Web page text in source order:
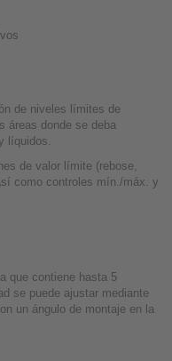
de niveles límites de
áreas donde se deba
líquidos.
de valor límite (rebose,
como controles mín./máx. y
que contiene hasta 5
se puede ajustar mediante
un ángulo de montaje en la